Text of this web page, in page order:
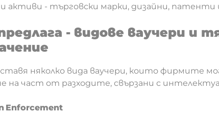
активи - търговски марки, дизайни, патенти
- видове ваучери и
няколко вида ваучери, които фирмите
на част от разходите, свързани с
Enforcement